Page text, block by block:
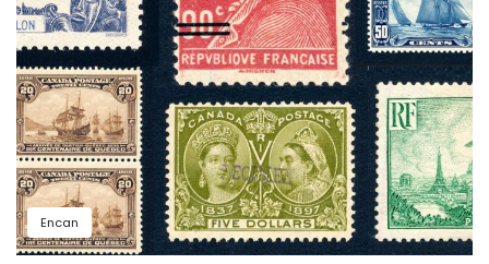
Encan